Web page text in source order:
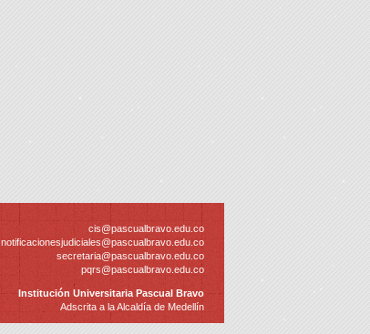
cis@pascualbravo.edu.co
notificacionesjudiciales@pascualbravo.edu.co
secretaria@pascualbravo.edu.co
pqrs@pascualbravo.edu.co
Institución Universitaria Pascual Bravo
Adscrita a la Alcaldía de Medellín